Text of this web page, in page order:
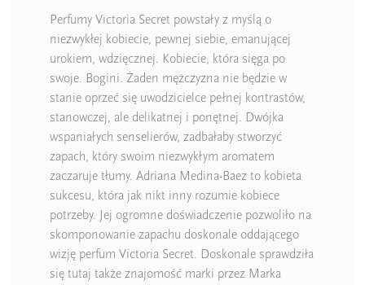
Perfumy Victoria Secret powstały z myślą o
niezwykłej kobiecie, pewnej siebie, emanującej
urokiem, wdzięcznej. Kobiecie, która sięga po
swoje. Bogini. Żaden mężczyzna nie będzie w
stanie oprzeć się uwodzicielce pełnej kontrastów,
stanowczej, ale delikatnej i ponętnej. Dwójka
wspaniałych senselierów, zadbałaby stworzyć
zapach, który swoim niezwykłym aromatem
zaczaruje tłumy. Adriana Medina-Baez to kobieta
sukcesu, która jak nikt inny rozumie kobiece
potrzeby. Jej ogromne doświadczenie pozwoliło na
skomponowanie zapachu doskonale oddającego
wizję perfum Victoria Secret. Doskonale sprawdziła
się tutaj także znajomość marki przez Marka